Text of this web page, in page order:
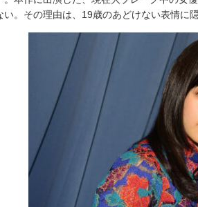
い。その理由は、19歳のあどけない表情に